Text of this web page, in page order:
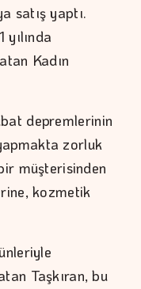
satış yaptı.
Kadın
depremlerinin
zorluk
müşterisinden
kozmetik
Taşkıran, bu